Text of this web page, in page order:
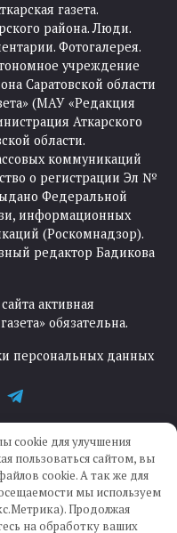
газета.
района. Люди.
Фотогалерея.
учреждение
Саратовской области
(МАУ «Редакция
Аткарского
области.
коммуникаций
о регистрации Эл №
Федеральной
информационных
(Роскомнадзор).
редактор Бадикова
активная
обязательна.
персональных данных
—IKWEB
cookie для улучшения
пользоваться сайтом, вы
cookie. А так же для
мы используем
Продолжая
на обработку ваших